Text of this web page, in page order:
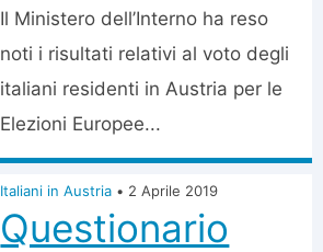
Il Ministero dell’Interno ha reso
noti i risultati relativi al voto degli
italiani residenti in Austria per le
Elezioni Europee...
Italiani in Austria • 2 Aprile 2019
Questionario